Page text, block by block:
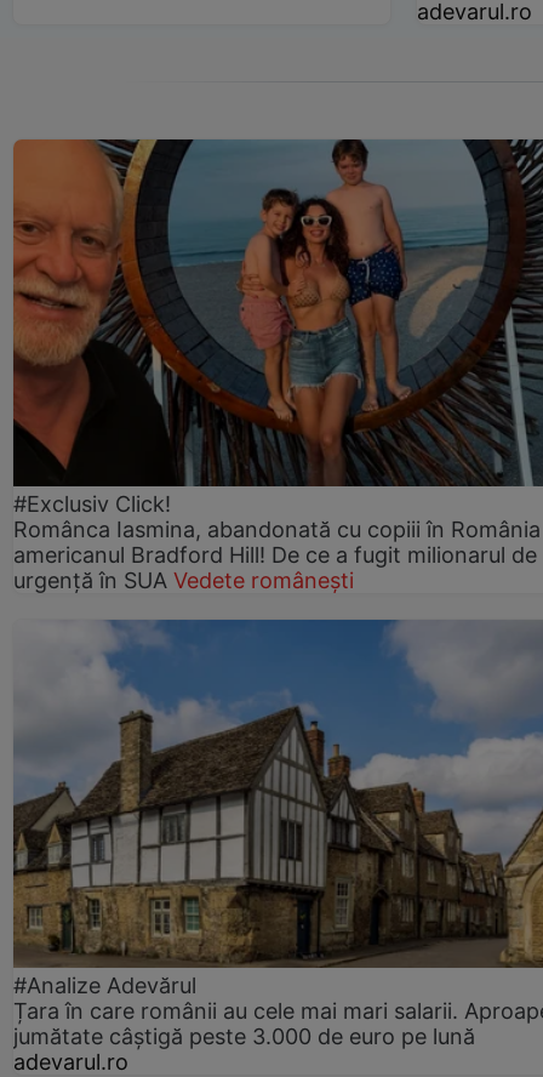
adevarul.ro
#Exclusiv Click!
Românca Iasmina, abandonată cu copiii în
americanul Bradford Hill! De ce a fugit milionarul de
urgență în SUA Vedete românești
#Analize Adevărul
Țara în care românii au cele mai mari salarii.
jumătate câștigă peste 3.000 de euro pe lună
adevarul.ro